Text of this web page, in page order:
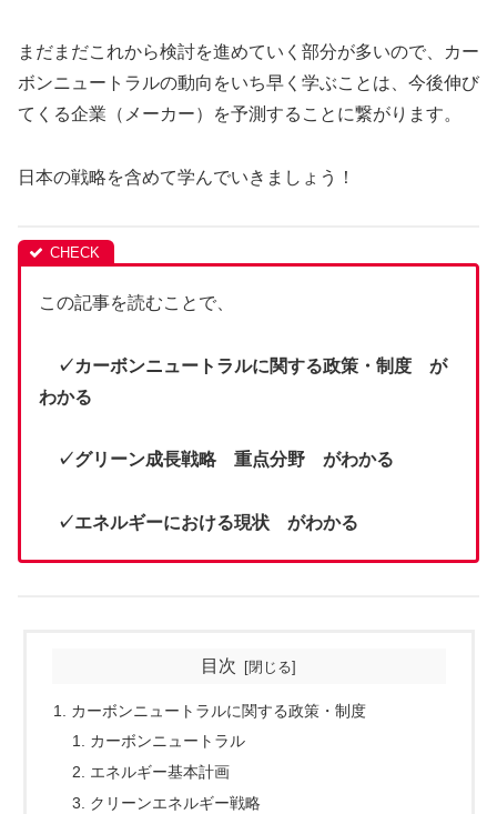
まだまだこれから検討を進めていく部分が多いので、カー
ボンニュートラルの動向をいち早く学ぶことは、今後伸び
てくる企業（メーカー）を予測することに繋がります。
日本の戦略を含めて学んでいきましょう！
この記事を読むことで、
✓カーボンニュートラルに関する政策・制度 が
わかる
✓グリーン成長戦略 重点分野 がわかる
✓エネルギーにおける現状 がわかる
目次
カーボンニュートラルに関する政策・制度
カーボンニュートラル
エネルギー基本計画
クリーンエネルギー戦略